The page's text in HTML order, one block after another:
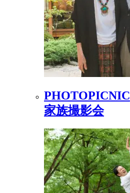
PHOTOPICNIC
家族撮影会